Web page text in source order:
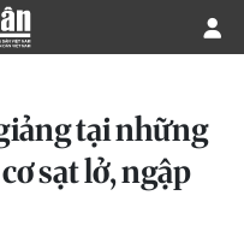
tại những
sạt lở, ngập